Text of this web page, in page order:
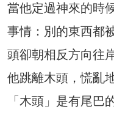
當他定過神來的時
事情：別的東西都
頭卻朝相反方向往
他跳離木頭，慌亂
「木頭」是有尾巴